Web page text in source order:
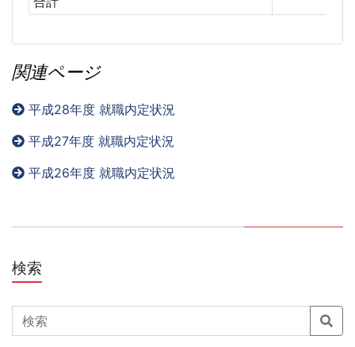
関連ページ
平成28年度 就職内定状況
平成27年度 就職内定状況
平成26年度 就職内定状況
検索
Search